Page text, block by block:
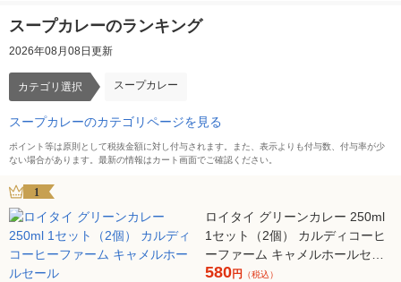
スープカレーのランキング
2026年08月08日更新
カテゴリ選択 スープカレー
スープカレーのカテゴリページを見る
ポイント等は原則として税抜金額に対し付与されます。また、表示よりも付与数、付与率が少
ない場合があります。最新の情報はカート画面でご確認ください。
1
ロイタイ グリーンカレー 250ml
1セット（2個） カルディコーヒ
ーファーム キャメルホールセー
ル
580円 （税込）